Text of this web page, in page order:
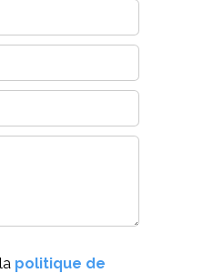
politique de